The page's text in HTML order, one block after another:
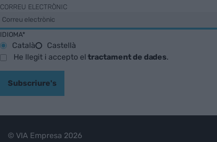
CORREU ELECTRÒNIC
IDIOMA*
Català
Castellà
He llegit i accepto eltractament de dades.
Subscriure's
© VIA Empresa 2026